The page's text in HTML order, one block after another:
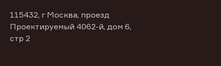
115432, г Москва, проезд
Проектируемый 4062-й, дом 6,
стр 2